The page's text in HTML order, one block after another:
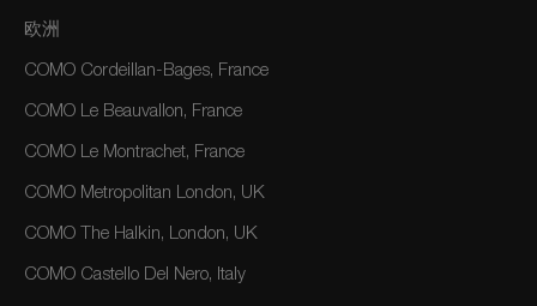
欧洲
COMO Cordeillan-Bages, France
COMO Le Beauvallon, France
COMO Le Montrachet, France
COMO Metropolitan London, UK
COMO The Halkin, London, UK
COMO Castello Del Nero, Italy